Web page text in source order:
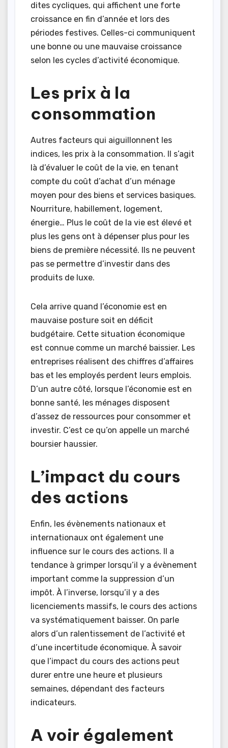
dites cycliques, qui affichent une forte
croissance en fin d’année et lors des
périodes festives. Celles-ci communiquent
une bonne ou une mauvaise croissance
selon les cycles d’activité économique.
Les prix à la
consommation
Autres facteurs qui aiguillonnent les
indices, les prix à la consommation. Il s’agit
là d’évaluer le coût de la vie, en tenant
compte du coût d’achat d’un ménage
moyen pour des biens et services basiques.
Nourriture, habillement, logement,
énergie… Plus le coût de la vie est élevé et
plus les gens ont à dépenser plus pour les
biens de première nécessité. Ils ne peuvent
pas se permettre d’investir dans des
produits de luxe.
Cela arrive quand l’économie est en
mauvaise posture soit en déficit
budgétaire. Cette situation économique
est connue comme un marché baissier. Les
entreprises réalisent des chiffres d’affaires
bas et les employés perdent leurs emplois.
D’un autre côté, lorsque l’économie est en
bonne santé, les ménages disposent
d’assez de ressources pour consommer et
investir. C’est ce qu’on appelle un marché
boursier haussier.
L’impact du cours
des actions
Enfin, les évènements nationaux et
internationaux ont également une
influence sur le cours des actions. Il a
tendance à grimper lorsqu’il y a évènement
important comme la suppression d’un
impôt. À l’inverse, lorsqu’il y a des
licenciements massifs, le cours des actions
va systématiquement baisser. On parle
alors d’un ralentissement de l’activité et
d’une incertitude économique. À savoir
que l’impact du cours des actions peut
durer entre une heure et plusieurs
semaines, dépendant des facteurs
indicateurs.
A voir également